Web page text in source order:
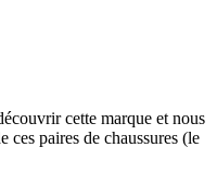
cette marque et nous
ces paires de chaussures (le